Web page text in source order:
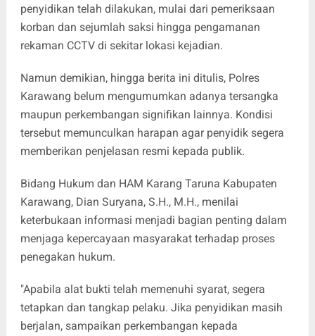
penyidikan telah dilakukan, mulai dari pemeriksaan
korban dan sejumlah saksi hingga pengamanan
rekaman CCTV di sekitar lokasi kejadian.
Namun demikian, hingga berita ini ditulis, Polres
Karawang belum mengumumkan adanya tersangka
maupun perkembangan signifikan lainnya. Kondisi
tersebut memunculkan harapan agar penyidik segera
memberikan penjelasan resmi kepada publik.
Bidang Hukum dan HAM Karang Taruna Kabupaten
Karawang, Dian Suryana, S.H., M.H., menilai
keterbukaan informasi menjadi bagian penting dalam
menjaga kepercayaan masyarakat terhadap proses
penegakan hukum.
"Apabila alat bukti telah memenuhi syarat, segera
tetapkan dan tangkap pelaku. Jika penyidikan masih
berjalan, sampaikan perkembangan kepada